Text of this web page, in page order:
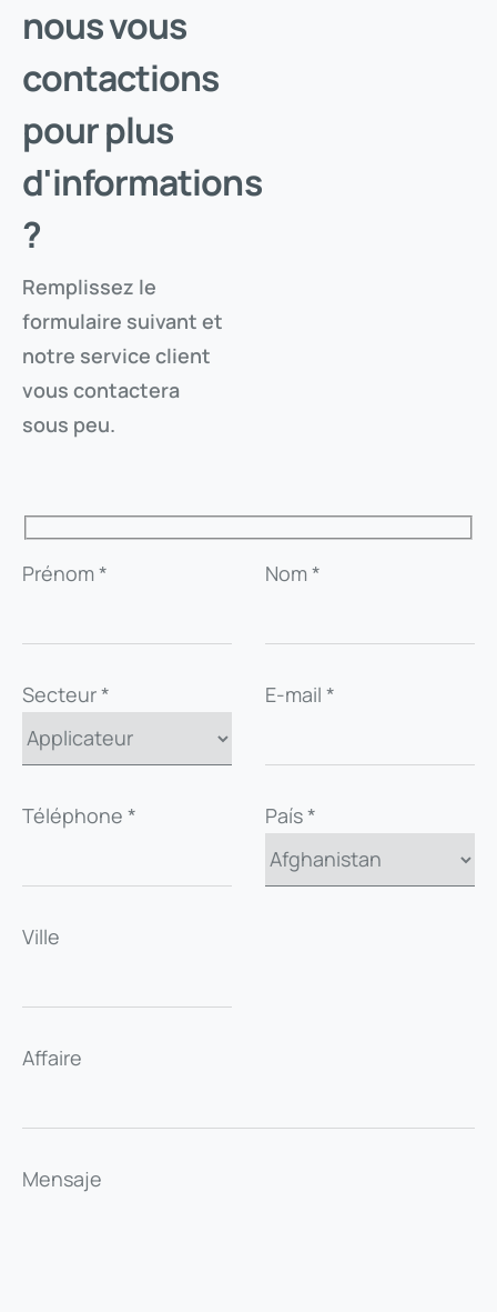
nous vous
contactions
pour plus
d'informations
?
Remplissez le
formulaire suivant et
notre service client
vous contactera
sous peu.
Prénom * Nom *
Secteur * E-mail *
Téléphone * País *
Ville
Affaire
Mensaje